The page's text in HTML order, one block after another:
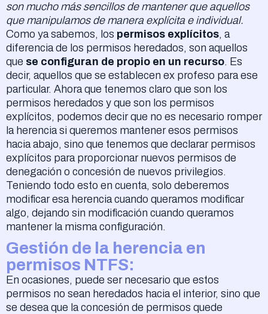
son mucho más sencillos de mantener que aquellos
que manipulamos de manera explícita e individual.
Como ya sabemos, los permisos explícitos, a
diferencia de los permisos heredados, son aquellos
que se configuran de propio en un recurso. Es
decir, aquellos que se establecen ex profeso para ese
particular. Ahora que tenemos claro que son los
permisos heredados y que son los permisos
explícitos, podemos decir que no es necesario romper
la herencia si queremos mantener esos permisos
hacia abajo, sino que tenemos que declarar permisos
explícitos para proporcionar nuevos permisos de
denegación o concesión de nuevos privilegios.
Teniendo todo esto en cuenta, solo deberemos
modificar esa herencia cuando queramos modificar
algo, dejando sin modificación cuando queramos
mantener la misma configuración.
Gestión de la herencia en
permisos NTFS:
En ocasiones, puede ser necesario que estos
permisos no sean heredados hacia el interior, sino que
se desea que la concesión de permisos quede